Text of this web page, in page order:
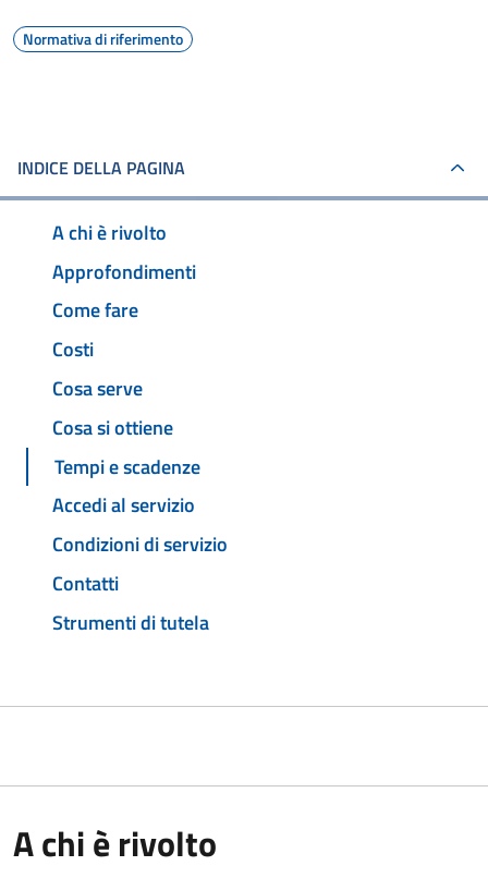
Normativa di riferimento
INDICE DELLA PAGINA
A chi è rivolto
Approfondimenti
Come fare
Costi
Cosa serve
Cosa si ottiene
Tempi e scadenze
Accedi al servizio
Condizioni di servizio
Contatti
Strumenti di tutela
A chi è rivolto